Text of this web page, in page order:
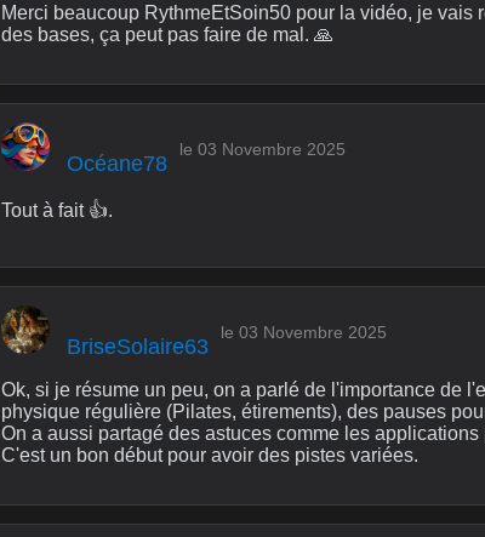
Merci beaucoup RythmeEtSoin50 pour la vidéo, je vais
des bases, ça peut pas faire de mal. 🙏
Océane78
le 03 Novembre 2025
Tout à fait 👍.
BriseSolaire63
le 03 Novembre 2025
Ok, si je résume un peu, on a parlé de l'importance de
physique régulière (Pilates, étirements), des pauses
On a aussi partagé des astuces comme les
C'est un bon début pour avoir des pistes variées.